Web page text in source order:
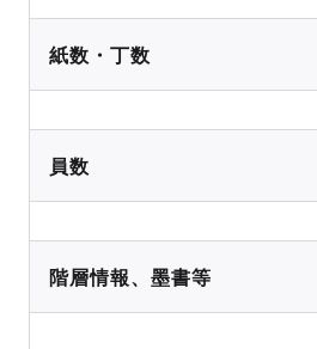
紙数・丁数
員数
階層情報、墨書等